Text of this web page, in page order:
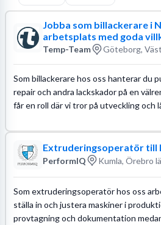
Jobba som billackerare i
arbetsplats med goda
Temp-Team Göteborg,
Som billackerare hos oss hanterar du
repair och andra lackskador på en
får en roll där vi tror på utveckling och
Extruderingsoperatör till
PerformIQ Kumla, Örebro
Som extruderingsoperatör hos oss
ställa in och justera maskiner i
provtagning och dokumentation